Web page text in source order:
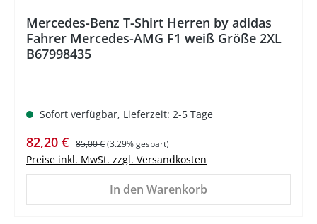
Mercedes-Benz T-Shirt Herren by adidas
Fahrer Mercedes-AMG F1 weiß Größe 2XL
B67998435
Sofort verfügbar, Lieferzeit: 2-5 Tage
Verkaufspreis:
82,20 € Regulärer Preis:
85,00 €(3.29% gespart)
Preise inkl. MwSt. zzgl. Versandkosten
In den Warenkorb